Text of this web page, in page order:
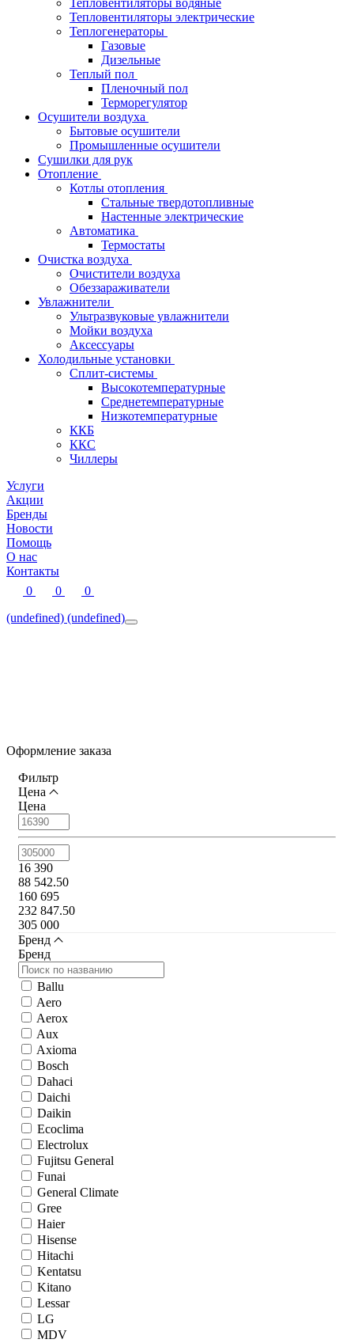
Тепловентиляторы водяные
Тепловентиляторы электрические
Теплогенераторы
Газовые
Дизельные
Теплый пол
Пленочный пол
Терморегулятор
Осушители воздуха
Бытовые осушители
Промышленные осушители
Сушилки для рук
Отопление
Котлы отопления
Стальные твердотопливные
Настенные электрические
Автоматика
Термостаты
Очистка воздуха
Очистители воздуха
Обеззараживатели
Увлажнители
Ультразвуковые увлажнители
Мойки воздуха
Аксессуары
Холодильные установки
Сплит-системы
Высокотемпературные
Среднетемпературные
Низкотемпературные
ККБ
ККС
Чиллеры
Услуги
Акции
Бренды
Новости
Помощь
О нас
Контакты
0
0
0
(undefined) (undefined)
Оформление заказа
Фильтр
Цена
Цена
16 390
88 542.50
160 695
232 847.50
305 000
Бренд
Бренд
Ballu
Aero
Aerox
Aux
Axioma
Bosch
Dahaci
Daichi
Daikin
Ecoclima
Electrolux
Fujitsu General
Funai
General Climate
Gree
Haier
Hisense
Hitachi
Kentatsu
Kitano
Lessar
LG
MDV